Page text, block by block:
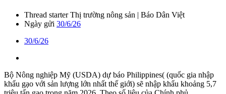
Thread starter Thị trường nông sản | Báo Dân Việt
Ngày gửi 30/6/26
30/6/26
Bộ Nông nghiệp Mỹ (USDA) dự báo Philippines( (quốc gia nhập
khẩu gạo với sản lượng lớn nhất thế giới) sẽ nhập khẩu khoảng 5,7